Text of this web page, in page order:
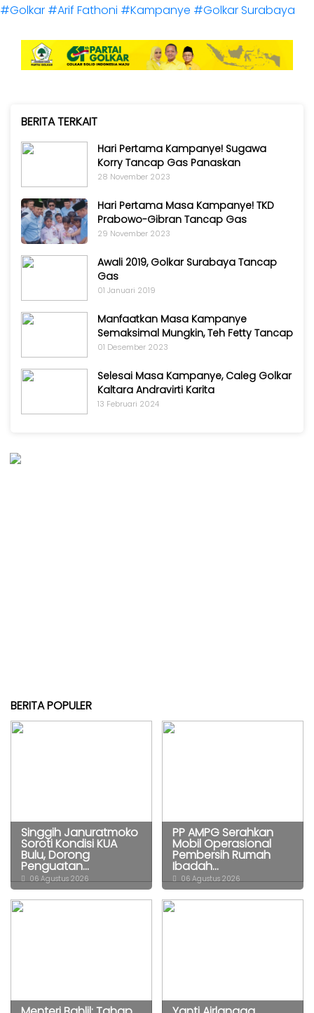
#Golkar #Arif Fathoni #Kampanye #Golkar Surabaya
BERITA TERKAIT
Hari Pertama Kampanye! Sugawa
Korry Tancap Gas Panaskan
28 November 2023
Hari Pertama Masa Kampanye! TKD
Prabowo-Gibran Tancap Gas
29 November 2023
Awali 2019, Golkar Surabaya Tancap
Gas
01 Januari 2019
Manfaatkan Masa Kampanye
Semaksimal Mungkin, Teh Fetty Tancap
01 Desember 2023
Selesai Masa Kampanye, Caleg Golkar
Kaltara Andravirti Karita
13 Februari 2024
BERITA POPULER
Singgih Januratmoko
Soroti Kondisi KUA
Bulu, Dorong
Penguatan...
06 Agustus 2026
PP AMPG Serahkan
Mobil Operasional
Pembersih Rumah
Ibadah...
06 Agustus 2026